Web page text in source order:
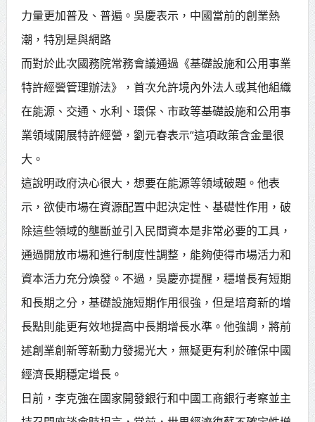
力量更加普及、普遍。吳慶表示，中國當前的創業熱
潮，特別是與網路
而對於此次國務院常務會議通過《基礎設施和公用事業
特許經營管理辦法》，首次允許境內外法人或其他組織
在能源、交通、水利、環保、市政等基礎設施和公用事
業領域開展特許經營，劉元春表示“這項政策含金量很
大。
這說明政府決心很大，想要在能源等領域破題。他表
示，欲使市場在資源配置中起決定性、基礎性作用，破
除這些領域的壟斷並引入民間資本是非常必要的工具，
通過開放市場和進行制度性調整，能夠使得市場活力和
資本活力充分煥發。不過，吳慶亦提醒，穩增長有短期
和長期之分，基礎設施短期作用很強，但是培育新的增
長點則能更有效地提高中長期增長水準。他強調，將前
述創業創新等新動力發揚光大，無疑更有利於確保中國
經濟長期穩定增長。
日前，李克強在國家開發銀行和中國工商銀行考察並主